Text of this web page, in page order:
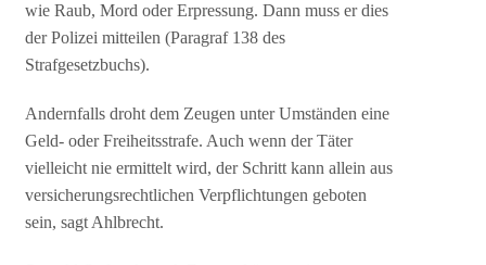
wie Raub, Mord oder Erpressung. Dann muss er dies
der Polizei mitteilen (Paragraf 138 des
Strafgesetzbuchs).
Andernfalls droht dem Zeugen unter Umständen eine
Geld- oder Freiheitsstrafe. Auch wenn der Täter
vielleicht nie ermittelt wird, der Schritt kann allein aus
versicherungsrechtlichen Verpflichtungen geboten
sein, sagt Ahlbrecht.